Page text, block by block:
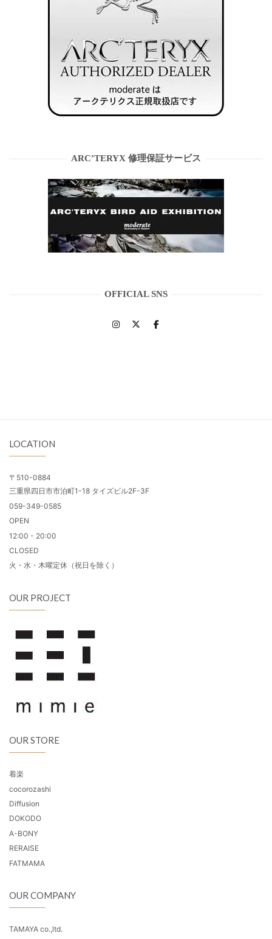
ARC’TERYX 修理保証サービス
OFFICIAL SNS
LOCATION
〒510-0884
三重県四日市市泊町1-18 タイズビル2F-3F
059-349-0585
OPEN
12:00 - 20:00
CLOSED
火・水・木曜定休（祝日を除く）
OUR PROJECT
OUR STORE
着楽
cocorozashi
Diffusion
DOKODO
A-BONY
RERAISE
FATMAMA
OUR COMPANY
TAMAYA co.,ltd.